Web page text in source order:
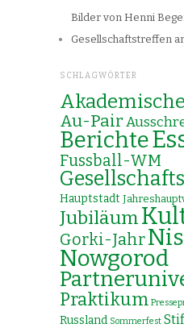
Bilder von Henni
Gesellschaftstreffen
SCHLAGWÖRTER
Au-Pair
Berichte
Fussball-WM
Hauptstadt
Jubiläum
Gorki-Jahr
Nowgorod
Praktikum
Russland Sommerfest